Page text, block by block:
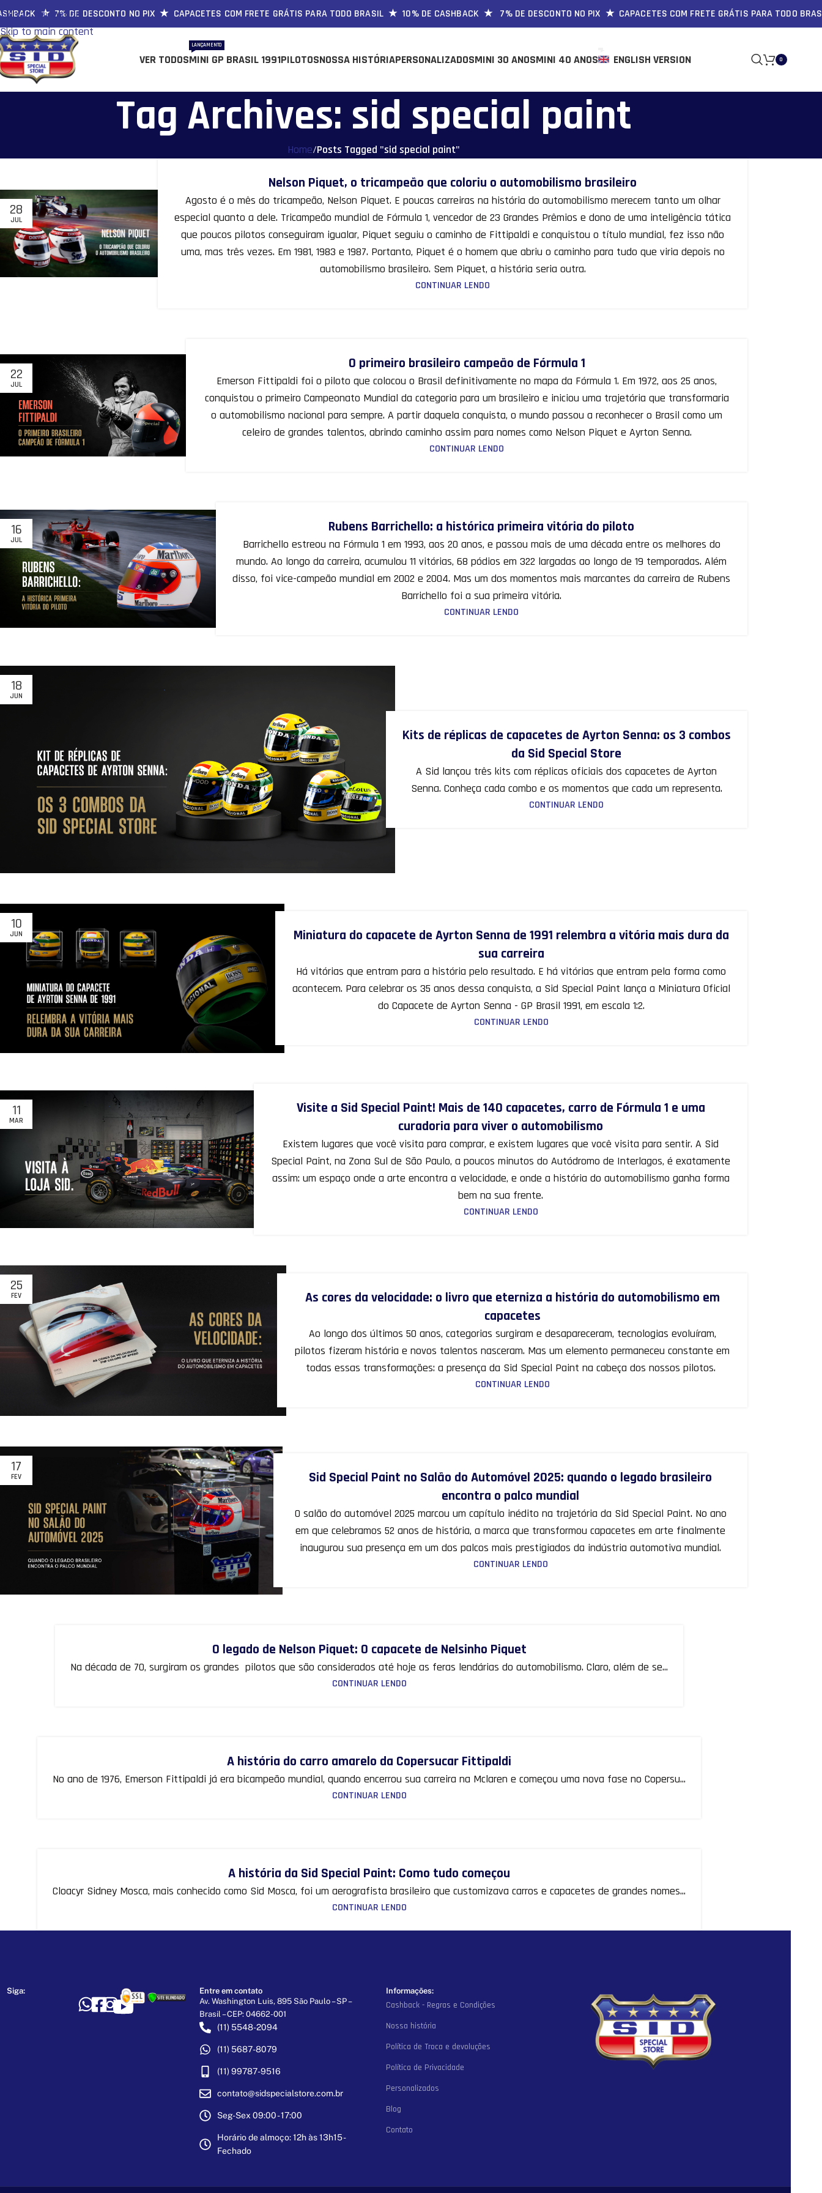
Skip to navigation
Skip to main content
★ 7% DE DESCONTO NO PIX ★ CAPACETES COM FRETE GRÁTIS PARA TODO BRASIL ★ 10% DE CASHBACK ★ 7% DE DESCONTO NO PIX ★ CAPACETES COM FRETE GRÁTIS PARA TODO
VER TODOSMINI GP BRASIL 1991
LANÇAMENTO
PILOTOSNOSSA HISTÓRIAPERSONALIZADOSMINI 30 ANOSMINI 40 ANOS ENGLISH VERSION 0
Tag Archives: sid special paint
Home/Posts Tagged "sid special paint"
28
JUL
Nelson Piquet, o tricampeão que coloriu o automobilismo brasileiro
Agosto é o mês do tricampeão, Nelson Piquet. E poucas carreiras na história do automobilismo merecem tanto um olhar
especial quanto a dele. Tricampeão mundial de Fórmula 1, vencedor de 23 Grandes Prêmios e dono de uma inteligência tática
que poucos pilotos conseguiram igualar, Piquet seguiu o caminho de Fittipaldi e conquistou o título mundial, fez isso não
uma, mas três vezes. Em 1981, 1983 e 1987. Portanto, Piquet é o homem que abriu o caminho para tudo que viria depois no
automobilismo brasileiro. Sem Piquet, a história seria outra.
CONTINUAR LENDO
22
JUL
O primeiro brasileiro campeão de Fórmula 1
Emerson Fittipaldi foi o piloto que colocou o Brasil definitivamente no mapa da Fórmula 1. Em 1972, aos 25 anos,
conquistou o primeiro Campeonato Mundial da categoria para um brasileiro e iniciou uma trajetória que transformaria
o automobilismo nacional para sempre. A partir daquela conquista, o mundo passou a reconhecer o Brasil como um
celeiro de grandes talentos, abrindo caminho assim para nomes como Nelson Piquet e Ayrton Senna.
CONTINUAR LENDO
16
JUL
Rubens Barrichello: a histórica primeira vitória do piloto
Barrichello estreou na Fórmula 1 em 1993, aos 20 anos, e passou mais de uma década entre os melhores do
mundo. Ao longo da carreira, acumulou 11 vitórias, 68 pódios em 322 largadas ao longo de 19 temporadas. Além
disso, foi vice-campeão mundial em 2002 e 2004. Mas um dos momentos mais marcantes da carreira de Rubens
Barrichello foi a sua primeira vitória.
CONTINUAR LENDO
18
JUN
Kits de réplicas de capacetes de Ayrton Senna: os 3 combos
da Sid Special Store
A Sid lançou três kits com réplicas oficiais dos capacetes de Ayrton
Senna. Conheça cada combo e os momentos que cada um representa.
CONTINUAR LENDO
10
JUN
Miniatura do capacete de Ayrton Senna de 1991 relembra a vitória mais dura da
sua carreira
Há vitórias que entram para a história pelo resultado. E há vitórias que entram pela forma como
acontecem. Para celebrar os 35 anos dessa conquista, a Sid Special Paint lança a Miniatura Oficial
do Capacete de Ayrton Senna - GP Brasil 1991, em escala 1:2.
CONTINUAR LENDO
11
MAR
Visite a Sid Special Paint! Mais de 140 capacetes, carro de Fórmula 1 e uma
curadoria para viver o automobilismo
Existem lugares que você visita para comprar, e existem lugares que você visita para sentir. A Sid
Special Paint, na Zona Sul de São Paulo, a poucos minutos do Autódromo de Interlagos, é exatamente
assim: um espaço onde a arte encontra a velocidade, e onde a história do automobilismo ganha forma
bem na sua frente.
CONTINUAR LENDO
25
FEV
As cores da velocidade: o livro que eterniza a história do automobilismo em
capacetes
Ao longo dos últimos 50 anos, categorias surgiram e desapareceram, tecnologias evoluíram,
pilotos fizeram história e novos talentos nasceram. Mas um elemento permaneceu constante em
todas essas transformações: a presença da Sid Special Paint na cabeça dos nossos pilotos.
CONTINUAR LENDO
17
FEV
Sid Special Paint no Salão do Automóvel 2025: quando o legado brasileiro
encontra o palco mundial
O salão do automóvel 2025 marcou um capítulo inédito na trajetória da Sid Special Paint. No ano
em que celebramos 52 anos de história, a marca que transformou capacetes em arte finalmente
inaugurou sua presença em um dos palcos mais prestigiados da indústria automotiva mundial.
CONTINUAR LENDO
O legado de Nelson Piquet: O capacete de Nelsinho Piquet
Na década de 70, surgiram os grandes pilotos que são considerados até hoje as feras lendárias do automobilismo. Claro, além de se...
CONTINUAR LENDO
A história do carro amarelo da Copersucar Fittipaldi
No ano de 1976, Emerson Fittipaldi já era bicampeão mundial, quando encerrou sua carreira na Mclaren e começou uma nova fase no Copersu...
CONTINUAR LENDO
A história da Sid Special Paint: Como tudo começou
Cloacyr Sidney Mosca, mais conhecido como Sid Mosca, foi um aerografista brasileiro que customizava carros e capacetes de grandes nomes...
CONTINUAR LENDO
Siga:
Entre em contato
Av. Washington Luis, 895 São Paulo – SP –
Brasil – CEP: 04662-001
(11) 5548-2094
(11) 5687-8079
(11) 99787-9516
contato@sidspecialstore.com.br
Seg-Sex 09:00 - 17:00
Horário de almoço: 12h às 13h15 -
Fechado
Informações:
Cashback - Regras e Condições
Nossa história
Política de Troca e devoluções
Política de Privacidade
Personalizados
Blog
Contato